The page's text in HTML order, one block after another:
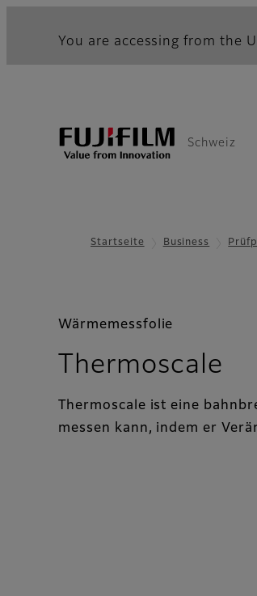
You are accessing from the
Schweiz
Startseite Business
Wärmemessfolie
Thermoscale
Thermoscale ist eine
messen kann, indem er